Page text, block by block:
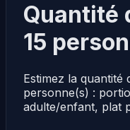
Quantité
15
Estimez la quantité
personne(s) :
adulte/enfant, plat